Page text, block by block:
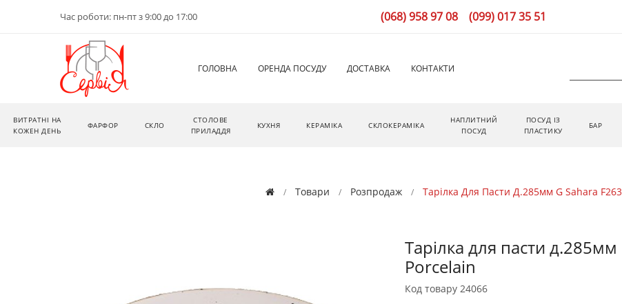
Час роботи: пн-пт з 9:00 до 17:00 (068) 958 97 08 (099) 017 35 51
ГОЛОВНА ОРЕНДА ПОСУДУ ДОСТАВКА КОНТАКТИ
ВИТРАТНІ НА
КОЖЕН ДЕНЬ
ФАРФОР СКЛО
СТОЛОВЕ
ПРИЛАДДЯ
КУХНЯ КЕРАМІКА СКЛОКЕРАМІКА
НАПЛИТНИЙ
ПОСУД
ПОСУД ІЗ
ПЛАСТИКУ
БАР
Товари Розпродаж Тарілка Для Пасти Д.285мм G Sahara
Тарілка для пасти
Porcelain
Код товару 24066